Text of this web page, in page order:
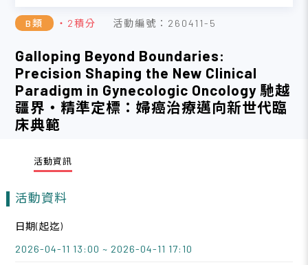
B類 ・2積分 活動編號：260411-5
Galloping Beyond Boundaries:
Precision Shaping the New Clinical
Paradigm in Gynecologic Oncology 馳越
疆界・精準定標：婦癌治療邁向新世代臨
床典範
活動資訊
活動資料
日期(起迄)
2026-04-11 13:00 ~ 2026-04-11 17:10